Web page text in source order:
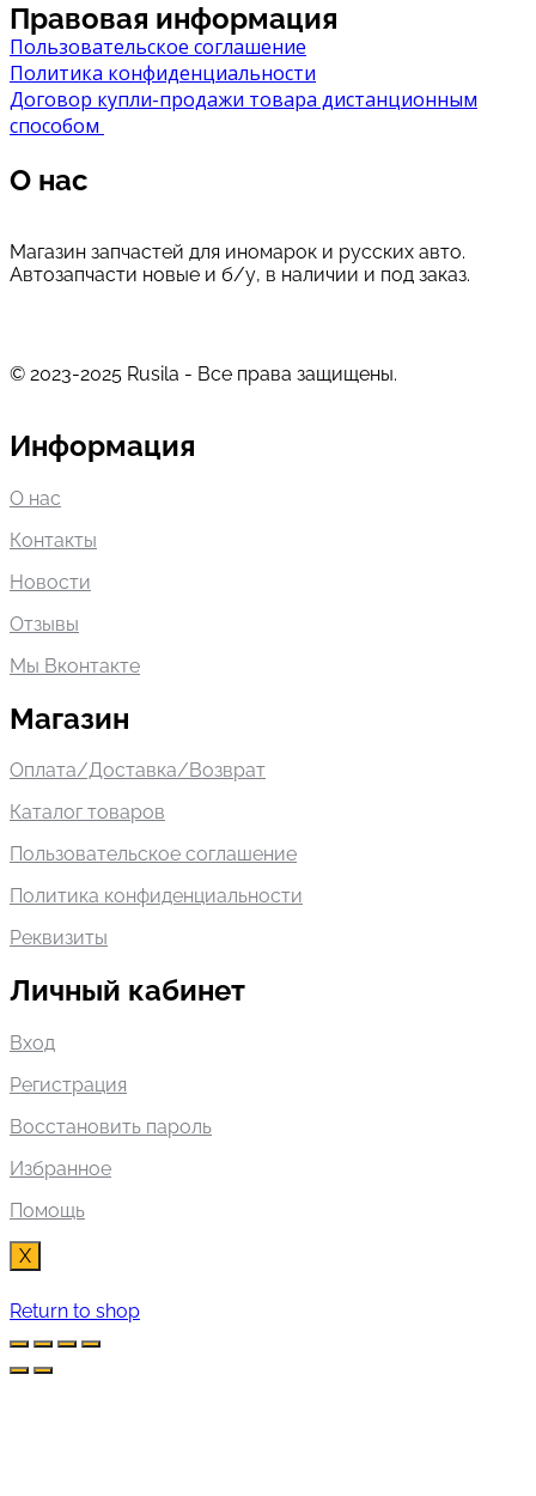
Правовая информация
Пользовательское соглашение
Политика конфиденциальности
Договор купли-продажи товара дистанционным
способом
О нас
Магазин запчастей для иномарок и русских авто.
Автозапчасти новые и б/у, в наличии и под заказ.
© 2023-2025 Rusila - Все права защищены.
Информация
О нас
Контакты
Новости
Отзывы
Мы Вконтакте
Магазин
Оплата/Доставка/Возврат
Каталог товаров
Пользовательское соглашение
Политика конфиденциальности
Реквизиты
Личный кабинет
Вход
Регистрация
Восстановить пароль
Избранное
Помощь
X
Return to shop